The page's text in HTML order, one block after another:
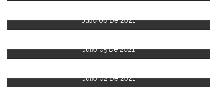
Julio 06 De 2021
Julio 05 De 2021
Julio 02 De 2021